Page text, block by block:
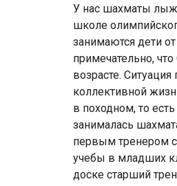
У нас шахматы
школе
занимаются дети
примечательно,
возрасте.
коллективной
в походном, то
занималась
первым тренером
учебы в младших
доске старший